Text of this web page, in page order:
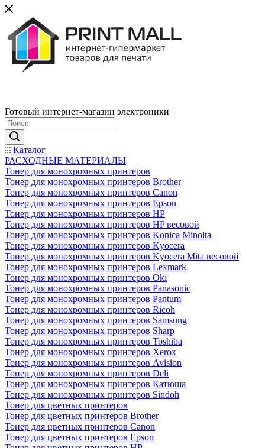
Готовый интернет-магазин электроники
Каталог
РАСХОДНЫЕ МАТЕРИАЛЫ
Тонер для монохромных принтеров
Тонер для монохромных принтеров Brother
Тонер для монохромных принтеров Canon
Тонер для монохромных принтеров Epson
Тонер для монохромных принтеров HP
Тонер для монохромных принтеров HP весовой
Тонер для монохромных принтеров Konica Minolta
Тонер для монохромных принтеров Kyocera
Тонер для монохромных принтеров Kyocera Mita весовой
Тонер для монохромных принтеров Lexmark
Тонер для монохромных принтеров Oki
Тонер для монохромных принтеров Panasonic
Тонер для монохромных принтеров Pantum
Тонер для монохромных принтеров Ricoh
Тонер для монохромных принтеров Samsung
Тонер для монохромных принтеров Sharp
Тонер для монохромных принтеров Toshiba
Тонер для монохромных принтеров Xerox
Тонер для монохромных принтеров Avision
Тонер для монохромных принтеров Deli
Тонер для монохромных принтеров Катюша
Тонер для монохромных принтеров Sindoh
Тонер для цветных принтеров
Тонер для цветных принтеров Brother
Тонер для цветных принтеров Canon
Тонер для цветных принтеров Epson